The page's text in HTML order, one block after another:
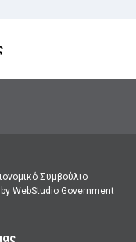
Συμβούλιο
WebStudio Government